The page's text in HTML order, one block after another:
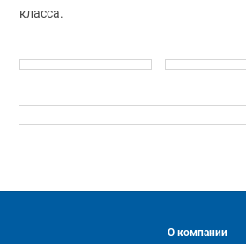
класса.
О компании